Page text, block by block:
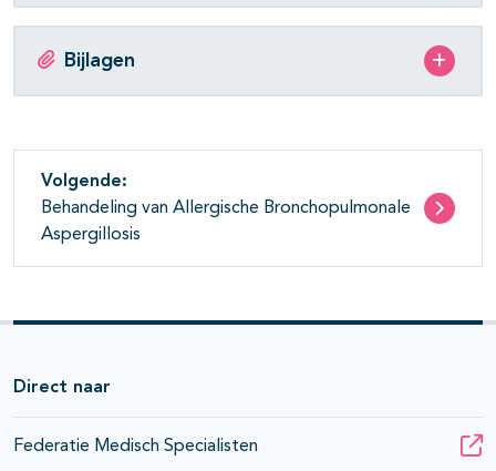
Bijlagen
Volgende:
Behandeling van Allergische Bronchopulmonale
Aspergillosis
Direct naar
Federatie Medisch Specialisten